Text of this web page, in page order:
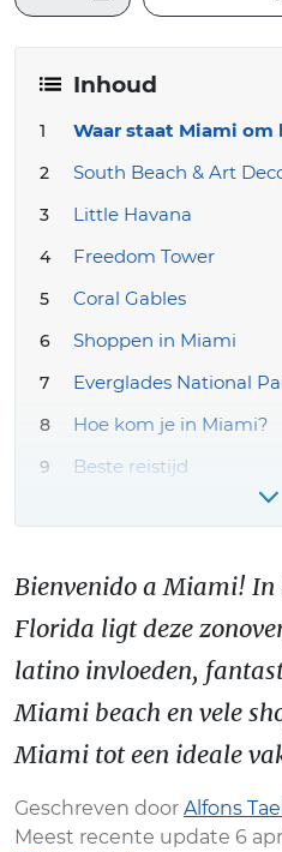
Inhoud
Waar staat Miami om
South Beach & Art
Little Havana
Freedom Tower
Coral Gables
Shoppen in Miami
Everglades National
Hoe kom je in Miami?
Beste reistijd
Amerika reis boeken –
Bienvenido a Miami! In
Florida ligt deze
latino invloeden,
Miami beach en vele
Miami tot een ideale
Geschreven door Alfons
Meest recente update 6